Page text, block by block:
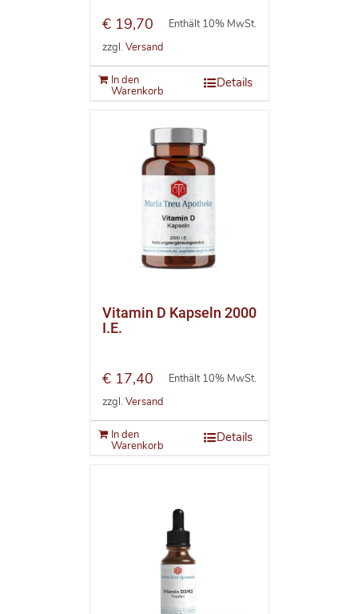
€19,70
Enthält 10% MwSt.
zzgl. Versand
In den
Warenkorb
Details
Vitamin D Kapseln 2000
I.E.
€17,40
Enthält 10% MwSt.
zzgl. Versand
In den
Warenkorb
Details